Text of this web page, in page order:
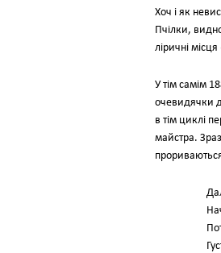
Хоч і як
Пчілки,
ліричні
У тім самім
очевидячки
в тім циклі
майстра.